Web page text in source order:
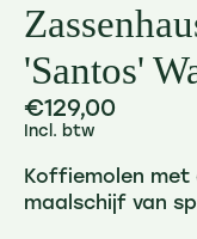
'Santos'
€129,00
Incl. btw
Koffiemolen
maalschijf van